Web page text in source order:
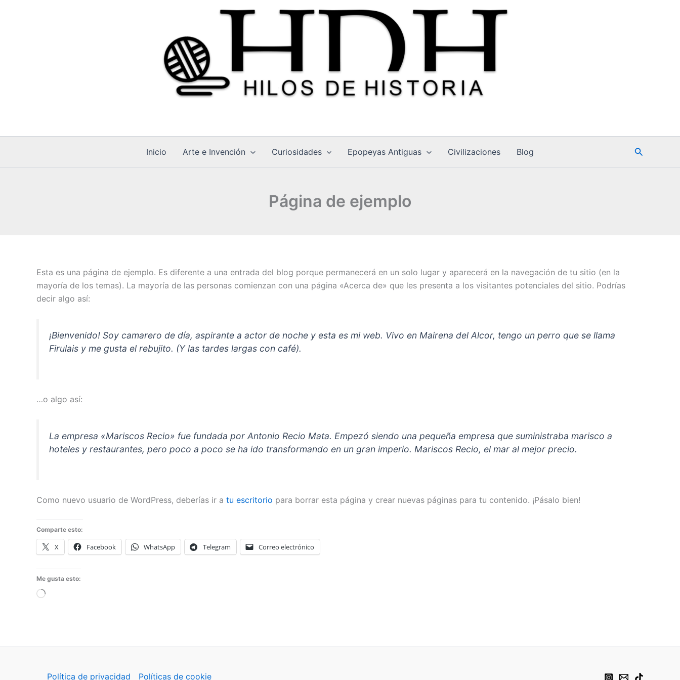
Inicio Arte e Invención Curiosidades Epopeyas Antiguas Civilizaciones Blog Buscar
Página de ejemplo
Esta es una página de ejemplo. Es diferente a una entrada del blog porque permanecerá en un solo lugar y aparecerá en la navegación de tu sitio (en la
mayoría de los temas). La mayoría de las personas comienzan con una página «Acerca de» que les presenta a los visitantes potenciales del sitio. Podrías
decir algo así:
¡Bienvenido! Soy camarero de día, aspirante a actor de noche y esta es mi web. Vivo en Mairena del Alcor, tengo un perro que se llama
Firulais y me gusta el rebujito. (Y las tardes largas con café).
…o algo así:
La empresa «Mariscos Recio» fue fundada por Antonio Recio Mata. Empezó siendo una pequeña empresa que suministraba marisco a
hoteles y restaurantes, pero poco a poco se ha ido transformando en un gran imperio. Mariscos Recio, el mar al mejor precio.
Como nuevo usuario de WordPress, deberías ir a tu escritorio para borrar esta página y crear nuevas páginas para tu contenido. ¡Pásalo bien!
Comparte esto:
X Facebook WhatsApp Telegram Correo electrónico
Me gusta esto:
Cargando...
Política de privacidad Políticas de cookie